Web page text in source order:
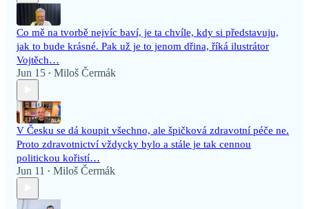
Co mě na tvorbě nejvíc baví, je ta chvíle, kdy si představuju,
jak to bude krásné. Pak už je to jenom dřina, říká ilustrátor
Vojtěch…
Jun 15 • Miloš Čermák
V Česku se dá koupit všechno, ale špičková zdravotní péče ne.
Proto zdravotnictví vždycky bylo a stále je tak cennou
politickou kořistí…
Jun 11 • Miloš Čermák